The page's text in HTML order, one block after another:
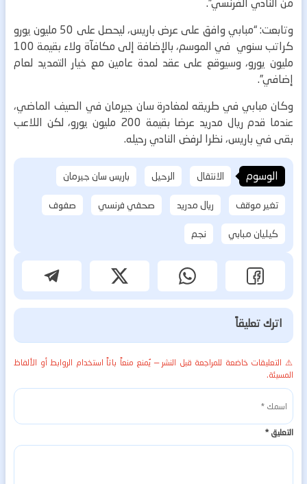
وتابعت: “مبابي وافق على عرض باريس، ليحصل على 50 مليون يورو
كراتب سنوي في الموسم، بالإضافة إلى مكافآة ولاء بقيمة 100
مليون يورو، وسيوقع على عقد لمدة عامين مع خيار التمديد لعام
إضافي”.
وكان مبابي في طريقه لمغادرة سان جيرمان في الصيف الماضي،
عندما قدم ريال مدريد عرضا بقيمة 200 مليون يورو، لكن اللاعب
بقى في باريس، نظرا لرفض النادي رحيله.
الوسوم الانتقال الرحيل
باريس سان جيرمان
تغير موقف
ريال مدريد صحفي فرنسي
صفوف
كيليان مبابي
نجم
اترك تعليقاً
⚠️ التعليقات خاضعة للمراجعة قبل النشر — يُمنع منعاً باتاً استخدام الروابط أو الألفاظ
المسيئة.
التعليق*